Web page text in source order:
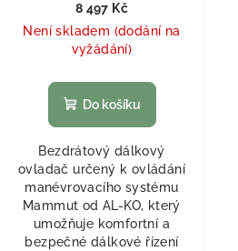
8 497 Kč
Není skladem (dodání na
vyžádání)
Do košíku
Bezdrátový dálkový
ovladač určený k ovládání
manévrovacího systému
Mammut od AL-KO, který
umožňuje komfortní a
bezpečné dálkové řízení